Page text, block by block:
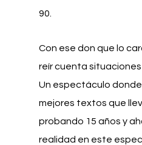
90.
Con ese don que lo
reír cuenta situaciones
Un espectáculo donde
mejores textos que
probando 15 años y
realidad en este